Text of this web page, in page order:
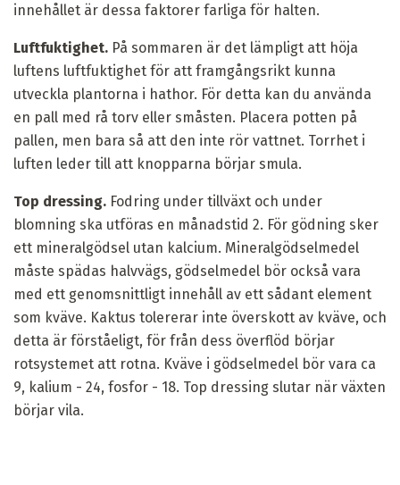
innehållet är dessa faktorer farliga för halten.
Luftfuktighet. På sommaren är det lämpligt att höja
luftens luftfuktighet för att framgångsrikt kunna
utveckla plantorna i hathor. För detta kan du använda
en pall med rå torv eller småsten. Placera potten på
pallen, men bara så att den inte rör vattnet. Torrhet i
luften leder till att knopparna börjar smula.
Top dressing. Fodring under tillväxt och under
blomning ska utföras en månadstid 2. För gödning sker
ett mineralgödsel utan kalcium. Mineralgödselmedel
måste spädas halvvägs, gödselmedel bör också vara
med ett genomsnittligt innehåll av ett sådant element
som kväve. Kaktus tolererar inte överskott av kväve, och
detta är förståeligt, för från dess överflöd börjar
rotsystemet att rotna. Kväve i gödselmedel bör vara ca
9, kalium - 24, fosfor - 18. Top dressing slutar när växten
börjar vila.